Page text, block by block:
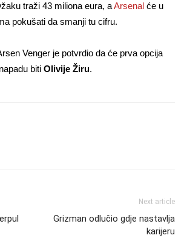
traži 43 miliona eura, aArsenal će u
pokušati da smanji tu cifru.
Venger je potvrdio da će prva opcija
biti Olivije Žiru.
Next article
Grizman odlučio gdje nastavlja
karijeru